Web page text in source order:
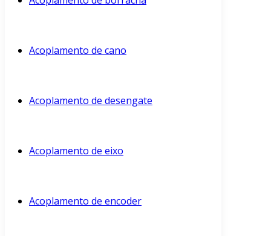
Acoplamento de cano
Acoplamento de desengate
Acoplamento de eixo
Acoplamento de encoder